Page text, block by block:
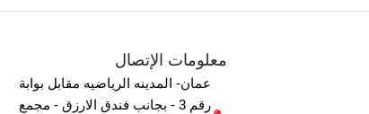
معلومات الإتصال
عمان- المدينه الرياضيه مقابل بوابة
رقم 3 - بجانب فندق الارزق - مجمع